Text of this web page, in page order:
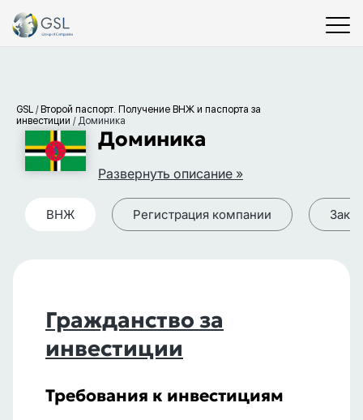
GSL / Второй паспорт. Получение ВНЖ и паспорта за
инвестиции / Доминика
Доминика
Развернуть описание »
Регистрация компании
ВНЖ
Гражданство за
инвестиции
Требования к инвестициям